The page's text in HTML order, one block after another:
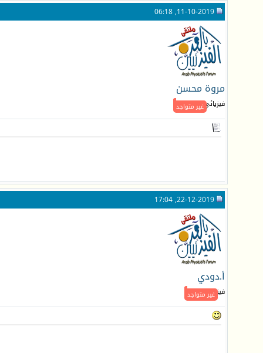
مروة محسن
غير متواجد
فيزيائي جـديد
أ.دودي
غير متواجد
فيزيائي جـديد